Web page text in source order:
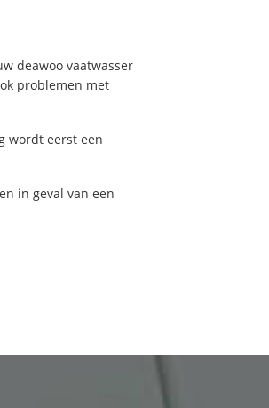
deawoo vaatwasser
problemen met
wordt eerst een
in geval van een